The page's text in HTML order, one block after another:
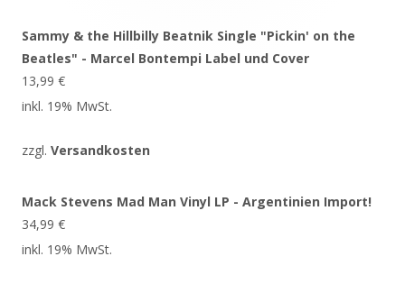
Sammy & the Hillbilly Beatnik Single "Pickin' on the
Beatles" - Marcel Bontempi Label und Cover
13,99 €
inkl. 19% MwSt.
zzgl. Versandkosten
Mack Stevens Mad Man Vinyl LP - Argentinien Import!
34,99 €
inkl. 19% MwSt.